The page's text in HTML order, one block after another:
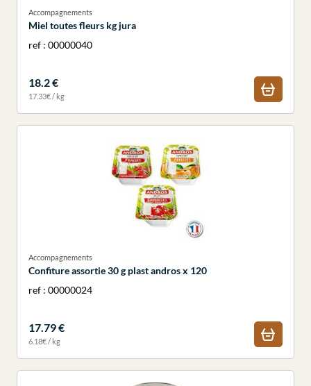
Accompagnements
Miel toutes fleurs kg jura
ref : 00000040
18.2 €
17.33€ / kg
Accompagnements
Confiture assortie 30 g plast andros x 120
ref : 00000024
17.79 €
6.18€ / kg